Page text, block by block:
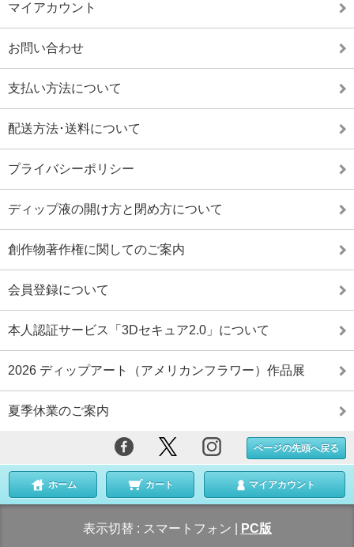
マイアカウント
お問い合わせ
支払い方法について
配送方法･送料について
プライバシーポリシー
ディップ液の開け方と閉め方について
創作物著作権に関してのご案内
会員登録について
本人認証サービス「3Dセキュア2.0」について
2026 ディップアート（アメリカンフラワー）作品展
夏季休業のご案内
ページの先頭へ戻る
ホーム カート マイアカウント
表示切替 : スマートフォン PC版